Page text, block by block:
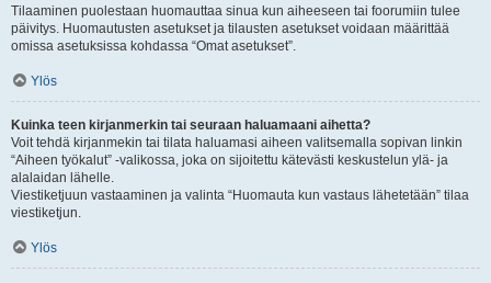
Tilaaminen puolestaan huomauttaa sinua kun aiheeseen tai foorumiin tulee
päivitys. Huomautusten asetukset ja tilausten asetukset voidaan määrittää
omissa asetuksissa kohdassa “Omat asetukset”.
Ylös
Kuinka teen kirjanmerkin tai seuraan haluamaani aihetta?
Voit tehdä kirjanmekin tai tilata haluamasi aiheen valitsemalla sopivan linkin
“Aiheen työkalut” -valikossa, joka on sijoitettu kätevästi keskustelun ylä- ja
alalaidan lähelle.
Viestiketjuun vastaaminen ja valinta “Huomauta kun vastaus lähetetään” tilaa
viestiketjun.
Ylös